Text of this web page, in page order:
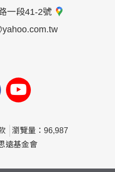
一段41-2號
瀏覽量：96,987
遠基金會